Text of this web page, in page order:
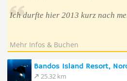
Ich durfte hier 2013 kurz nach
Mehr Infos & Buchen
Bandos Island Resort,
25.32 km